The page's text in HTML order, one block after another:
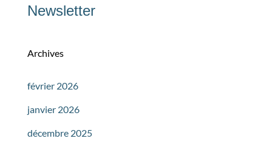
Newsletter
Archives
février 2026
janvier 2026
décembre 2025